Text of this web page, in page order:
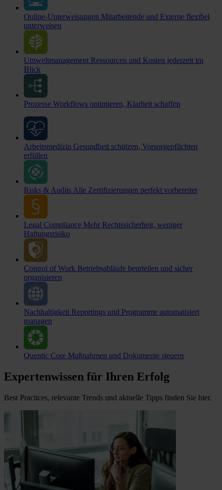
Online-Unterweisungen Mitarbeitende und Externe flexibel
unterweisen
Umweltmanagement Ressourcen und Kosten jederzeit im
Blick
Prozesse Workflows optimieren, Klarheit schaffen
Arbeitsmedizin Gesundheit schützen, Vorsorgepflichten
erfüllen
Risks & Audits Alle Zertifizierungen perfekt vorbereitet
Legal Compliance Mehr Rechtssicherheit, weniger
Haftungsrisiko
Control of Work Betriebsabläufe beurteilen und sicher
organisieren
Nachhaltigkeit Reportings und Programme automatisiert
managen
Quentic Core Maßnahmen und Dokumente steuern
Expertenwissen für Ihren Erfolg
Best Practices, relevante Trends und aktuelle Tipps finden Sie hier.